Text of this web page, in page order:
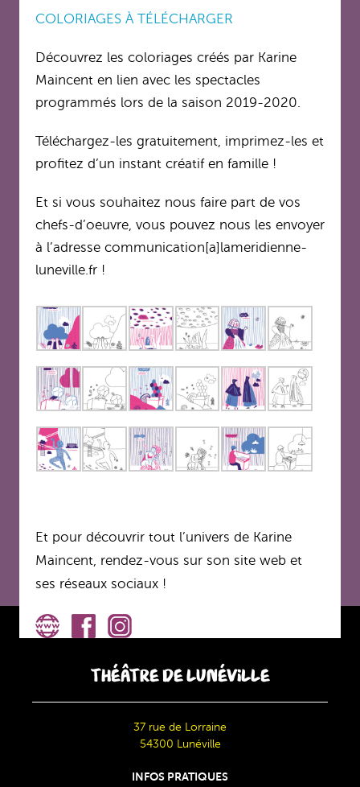
COLORIAGES À TÉLÉCHARGER
Découvrez les coloriages créés par Karine
Maincent en lien avec les spectacles
programmés lors de la saison 2019-2020.
Téléchargez-les gratuitement, imprimez-les et
profitez d’un instant créatif en famille !
Et si vous souhaitez nous faire part de vos
chefs-d’oeuvre, vous pouvez nous les envoyer
à l’adresse communication[a]lameridienne-
luneville.fr !
Et pour découvrir tout l’univers de Karine
Maincent, rendez-vous sur son site web et
ses réseaux sociaux !
THÉÂTRE DE LUNÉVILLE
37 rue de Lorraine
54300 Lunéville
INFOS PRATIQUES